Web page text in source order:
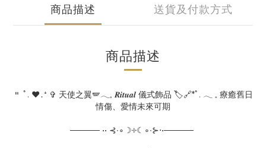
商品描述 送貨及付款方式
商品描述
𐄉 ﾟ. ♥․⁺ ✞ 天使之翼🪽𓂃𓈒 𝑹𝒊𝒕𝒖𝒂𝒍 儀式飾品 🏷🔗*ﾟ. 𓂃 𓈒 療癒舊日
情傷、愛情未來可期
───── •• ⊰∙∘☽༓☾∘∙⊱⋅•─────